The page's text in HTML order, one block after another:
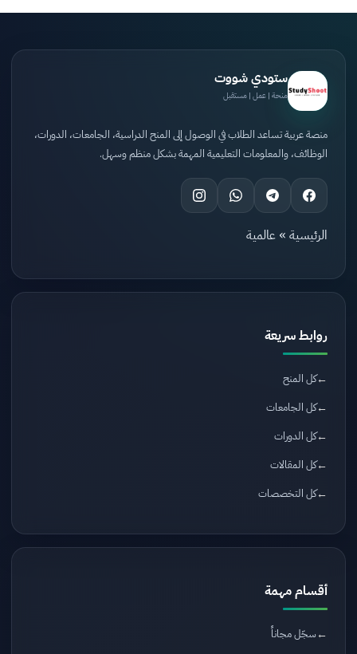
ستودي شووت
منحة | عمل | مستقبل
منصة عربية تساعد الطلاب في الوصول إلى المنح الدراسية، الجامعات، الدورات،
الوظائف، والمعلومات التعليمية المهمة بشكل منظم وسهل.
الرئيسية » عالمية
روابط سريعة
كل المنح
كل الجامعات
كل الدورات
كل المقالات
كل التخصصات
أقسام مهمة
سجّل مجاناً